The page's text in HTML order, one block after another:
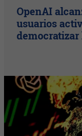
OpenAI
usuarios
democratizar